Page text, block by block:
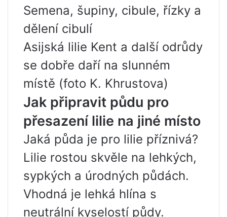
Semena, šupiny, cibule, řízky a
dělení cibulí
Asijská lilie Kent a další odrůdy
se dobře daří na slunném
místě (foto K. Khrustova)
Jak připravit půdu pro
přesazení lilie na jiné místo
Jaká půda je pro lilie příznivá?
Lilie rostou skvěle na lehkých,
sypkých a úrodných půdách.
Vhodná je lehká hlína s
neutrální kyselostí půdy.